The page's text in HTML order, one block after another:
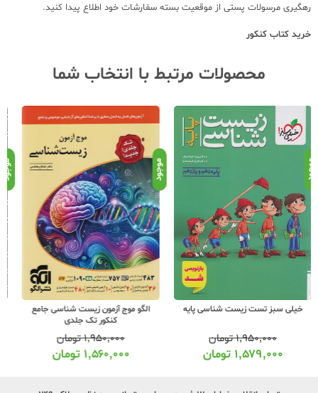
رهگیری مرسولات پستی از موقعیت بسته سفارشات خود اطلاع پیدا کنید.
خرید کتاب کنکور
محصولات مرتبط با انتخاب شما
موجود
الگو موج آزمون زیست شناسی جامع
۱,۹۵۰,۰۰۰تومان
۱,۵۶۰,۰۰۰تومان
موجود
مهروماه لقمه طلایی زیست تصویری کنکور
(جیبی)
۲۹۰,۰۰۰تومان
۲۲۹,۰۰۰تومان